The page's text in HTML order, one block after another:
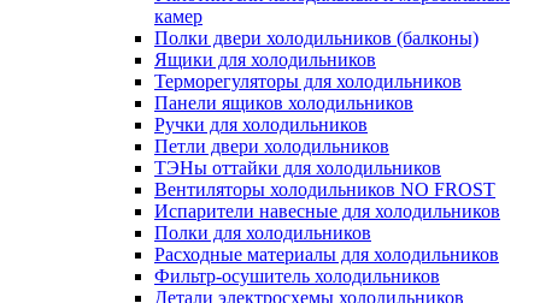
камер
Полки двери холодильников (балконы)
Ящики для холодильников
Терморегуляторы для холодильников
Панели ящиков холодильников
Ручки для холодильников
Петли двери холодильников
ТЭНы оттайки для холодильников
Вентиляторы холодильников NO FROST
Испарители навесные для холодильников
Полки для холодильников
Расходные материалы для холодильников
Фильтр-осушитель холодильников
Детали электросхемы холодильников